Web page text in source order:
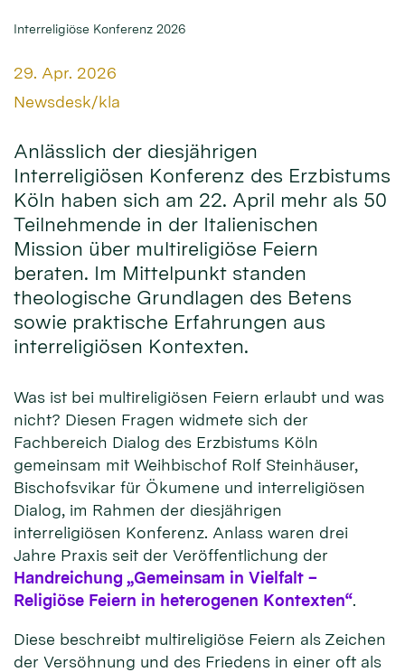
Interreligiöse Konferenz 2026
Datum:
29. Apr. 2026
Von:
Newsdesk/kla
Anlässlich der diesjährigen
Interreligiösen Konferenz des Erzbistums
Köln haben sich am 22. April mehr als 50
Teilnehmende in der Italienischen
Mission über multireligiöse Feiern
beraten. Im Mittelpunkt standen
theologische Grundlagen des Betens
sowie praktische Erfahrungen aus
interreligiösen Kontexten.
Was ist bei multireligiösen Feiern erlaubt und was
nicht? Diesen Fragen widmete sich der
Fachbereich Dialog des Erzbistums Köln
gemeinsam mit Weihbischof Rolf Steinhäuser,
Bischofsvikar für Ökumene und interreligiösen
Dialog, im Rahmen der diesjährigen
interreligiösen Konferenz. Anlass waren drei
Jahre Praxis seit der Veröffentlichung der
Handreichung „Gemeinsam in Vielfalt –
Religiöse Feiern in heterogenen Kontexten“.
Diese beschreibt multireligiöse Feiern als Zeichen
der Versöhnung und des Friedens in einer oft als